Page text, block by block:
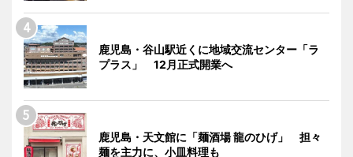
鹿児島・谷山駅近くに地域交流センター「ラ
プラス」 12月正式開業へ
鹿児島・天文館に「麺酒場 龍のひげ」 担々
麺を主力に、小皿料理も